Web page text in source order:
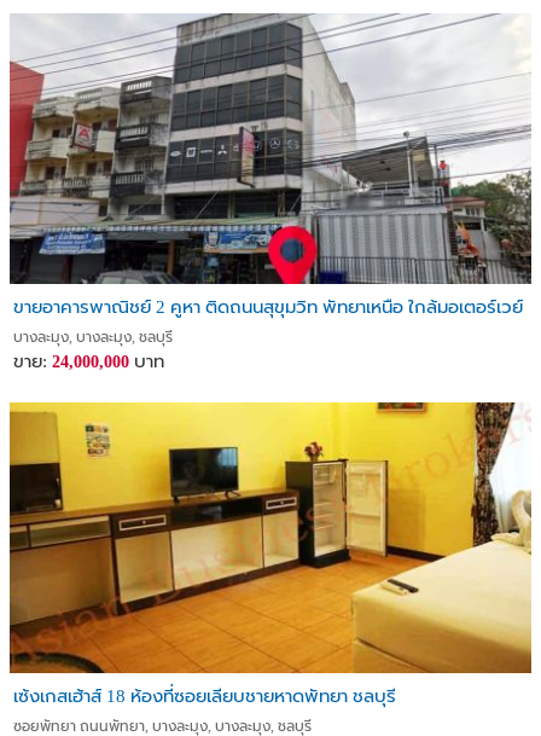
ขายอาคารพาณิชย์ 2 คูหา ติดถนนสุขุมวิท พัทยาเหนือ ใกล้มอเตอร์เวย์
บางละมุง, บางละมุง, ชลบุรี
ขาย: 24,000,000 บาท
เซ้งเกสเฮ้าส์ 18 ห้องที่ซอยเลียบชายหาดพัทยา ชลบุรี
ซอยพัทยา ถนนพัทยา, บางละมุง, บางละมุง, ชลบุรี